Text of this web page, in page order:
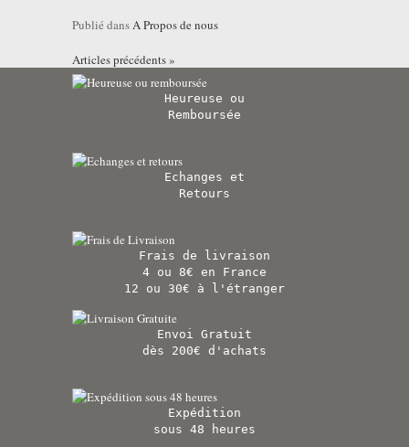
Publié dansA Propos de nous
Articles précédents »
Heureuse ou
Remboursée
Echanges et
Retours
Frais de livraison
4 ou 8€ en France
12 ou 30€ à l'étranger
Envoi Gratuit
dès 200€ d'achats
Expédition
sous 48 heures